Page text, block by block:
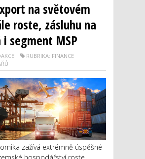
na světovém
roste, zásluhu na
segment MSP
RUBRIKA: FINANCE
zažívá extrémně úspěšné